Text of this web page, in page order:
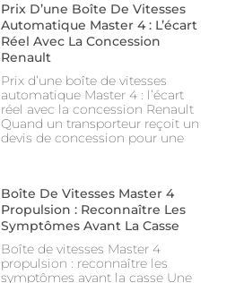
Prix D’une Boîte De Vitesses
Automatique Master 4 : L’écart
Réel Avec La Concession
Renault
Prix d’une boîte de vitesses
automatique Master 4 : l’écart
réel avec la concession Renault
Quand un transporteur reçoit un
devis de concession pour une
Boîte De Vitesses Master 4
Propulsion : Reconnaître Les
Symptômes Avant La Casse
Boîte de vitesses Master 4
propulsion : reconnaître les
symptômes avant la casse Une